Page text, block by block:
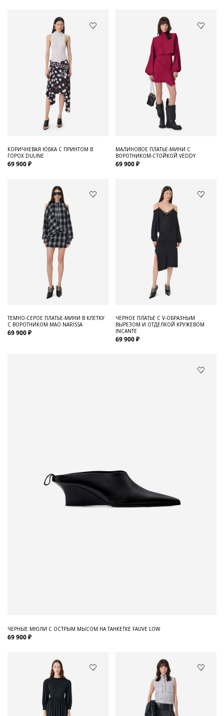
КОРИЧНЕВАЯ ЮБКА С ПРИНТОМ В
ГОРОХ DULINE
69 900 ₽
МАЛИНОВОЕ ПЛАТЬЕ-МИНИ С
ВОРОТНИКОМ-СТОЙКОЙ VEDDY
69 900 ₽
ТЕМНО-СЕРОЕ ПЛАТЬЕ-МИНИ В КЛЕТКУ
С ВОРОТНИКОМ МАО NARISSA
69 900 ₽
ЧЕРНОЕ ПЛАТЬЕ С V-ОБРАЗНЫМ
ВЫРЕЗОМ И ОТДЕЛКОЙ КРУЖЕВОМ
INCANTE
69 900 ₽
ЧЕРНЫЕ МЮЛИ С ОСТРЫМ МЫСОМ НА ТАНКЕТКЕ FAUVE LOW
69 900 ₽